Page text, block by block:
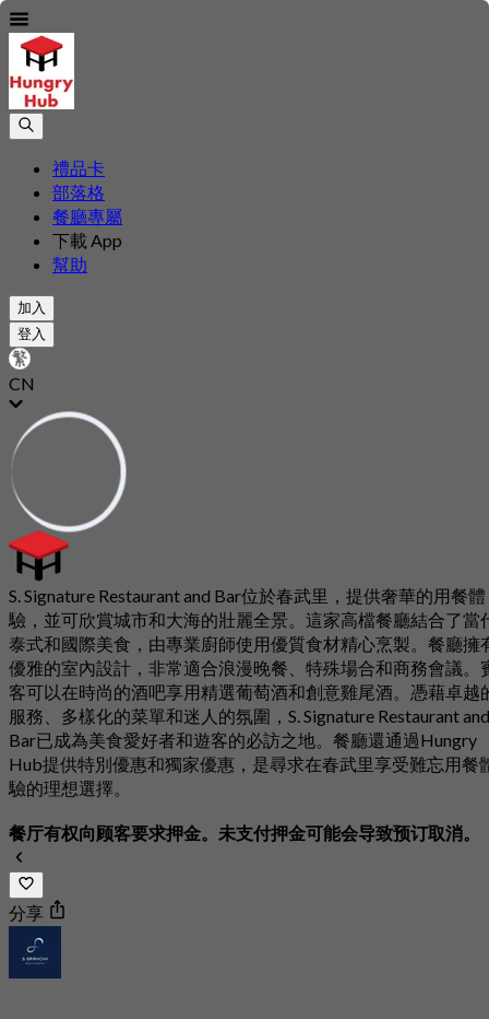
禮品卡
部落格
餐廳專屬
下載 App
幫助
加入
登入
CN
S. Signature Restaurant and Bar位於春武里，提供奢華的用餐體
驗，並可欣賞城市和大海的壯麗全景。這家高檔餐廳結合了當
泰式和國際美食，由專業廚師使用優質食材精心烹製。餐廳擁
優雅的室內設計，非常適合浪漫晚餐、特殊場合和商務會議。
客可以在時尚的酒吧享用精選葡萄酒和創意雞尾酒。憑藉卓越
服務、多樣化的菜單和迷人的氛圍，S. Signature Restaurant and
Bar已成為美食愛好者和遊客的必訪之地。餐廳還通過Hungry
Hub提供特別優惠和獨家優惠，是尋求在春武里享受難忘用餐
驗的理想選擇。
餐厅有权向顾客要求押金。未支付押金可能会导致预订取消。
分享